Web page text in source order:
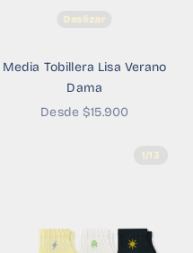
Deslizar
Media Tobillera Lisa Verano
Dama
Precio de oferta
Desde $15.900
1/13